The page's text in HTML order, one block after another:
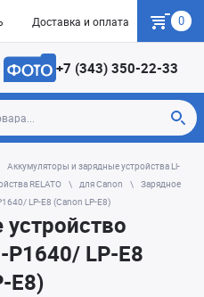
Доставка и оплата Гарантия
0
+7 (343) 350-22-33
Аккумуляторы и зарядные устройства Li-
RELATO для Canon
Зарядное
LP-E8 (Canon LP-E8)
P1640/ LP-E8
E8)